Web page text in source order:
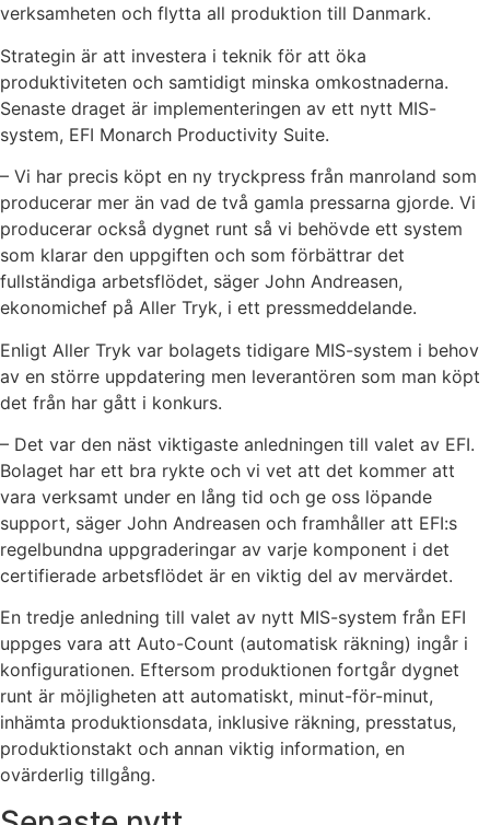
verksamheten och flytta all produktion till Danmark.
Strategin är att investera i teknik för att öka
produktiviteten och samtidigt minska omkostnaderna.
Senaste draget är implementeringen av ett nytt MIS-
system, EFI Monarch Productivity Suite.
– Vi har precis köpt en ny tryckpress från manroland som
producerar mer än vad de två gamla pressarna gjorde. Vi
producerar också dygnet runt så vi behövde ett system
som klarar den uppgiften och som förbättrar det
fullständiga arbetsflödet, säger John Andreasen,
ekonomichef på Aller Tryk, i ett pressmeddelande.
Enligt Aller Tryk var bolagets tidigare MIS-system i behov
av en större uppdatering men leverantören som man köpt
det från har gått i konkurs.
– Det var den näst viktigaste anledningen till valet av EFI.
Bolaget har ett bra rykte och vi vet att det kommer att
vara verksamt under en lång tid och ge oss löpande
support, säger John Andreasen och framhåller att EFI:s
regelbundna uppgraderingar av varje komponent i det
certifierade arbetsflödet är en viktig del av mervärdet.
En tredje anledning till valet av nytt MIS-system från EFI
uppges vara att Auto-Count (automatisk räkning) ingår i
konfigurationen. Eftersom produktionen fortgår dygnet
runt är möjligheten att automatiskt, minut-för-minut,
inhämta produktionsdata, inklusive räkning, presstatus,
produktionstakt och annan viktig information, en
ovärderlig tillgång.